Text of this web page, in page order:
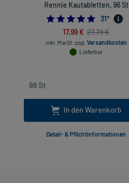
Rennie Kautabletten, 96 St
5.0
31*
17,99 € 27,79 €
inkl. MwSt. zzgl. Versandkosten
Lieferbar
In den Warenkorb
Detail- & Pflichtinformationen